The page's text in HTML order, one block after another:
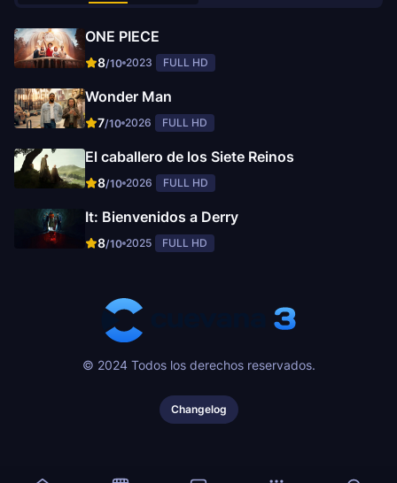
ONE PIECE
8/10 2023 FULL HD
Wonder Man
7/10 2026 FULL HD
El caballero de los Siete Reinos
8/10 2026 FULL HD
It: Bienvenidos a Derry
8/10 2025 FULL HD
© 2024 Todos los derechos reservados.
Changelog